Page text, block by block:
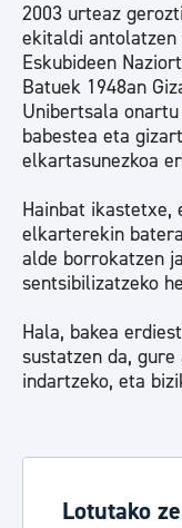
2003 urteaz
ekitaldi
Eskubideen
Batuek 1948an
Unibertsala
babestea eta
elkartasunezkoa
Hainbat ikastetxe,
elkarterekin
alde borrokatzen
sentsibilizatzeko
Hala, bakea
sustatzen da,
indartzeko, eta
Lotutako